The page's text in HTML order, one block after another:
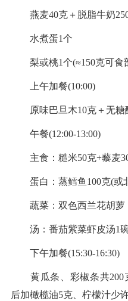
燕麦40克＋脱脂牛奶250
水煮蛋1个
梨或桃1个(≈150克可食
上午加餐(10:00)
原味巴旦木10克＋无糖
午餐(12:00-13:00)
主食：糙米50克+藜麦
蛋白：蒸鳕鱼100克(或
蔬菜：双色西兰花胡萝
汤：番茄紫菜虾皮汤1碗(
下午加餐(15:30-16:30)
黄瓜条、彩椒条共200
后加橄榄油5克、柠檬汁少